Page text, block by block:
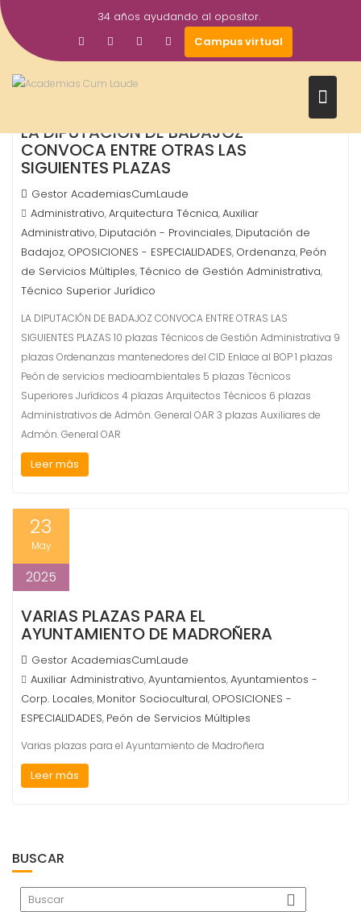
Saltar
al
contenido
34 años ayudando al opositor.
Campus virtual
May
2026
LA DIPUTACIÓN DE BADAJOZ
CONVOCA ENTRE OTRAS LAS
SIGUIENTES PLAZAS
Gestor AcademiasCumLaude
Administrativo,Arquitectura Técnica,Auxiliar
Administrativo, Diputación - Provinciales, Diputación de
Badajoz, OPOSICIONES - ESPECIALIDADES, Ordenanza, Peón
de Servicios Múltiples,Técnico de Gestión Administrativa,
Técnico Superior Jurídico
LA DIPUTACIÓN DE BADAJOZ CONVOCA ENTRE OTRAS LAS
SIGUIENTES PLAZAS 10 plazas Técnicos de Gestión Administrativa 9
plazas Ordenanzas mantenedores del CID Enlace al BOP 1 plazas
Peón de servicios medioambientales 5 plazas Técnicos
Superiores Jurídicos 4 plazas Arquitectos Técnicos 6 plazas
Administrativos de Admón. General OAR 3 plazas Auxiliares de
Admón. General OAR
Leer más
23
May
2025
VARIAS PLAZAS PARA EL
AYUNTAMIENTO DE MADROÑERA
Gestor AcademiasCumLaude
Auxiliar Administrativo,Ayuntamientos,Ayuntamientos -
Corp. Locales, Monitor Sociocultural, OPOSICIONES -
ESPECIALIDADES, Peón de Servicios Múltiples
Varias plazas para el Ayuntamiento de Madroñera
Leer más
BUSCAR